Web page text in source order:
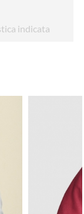
indicata